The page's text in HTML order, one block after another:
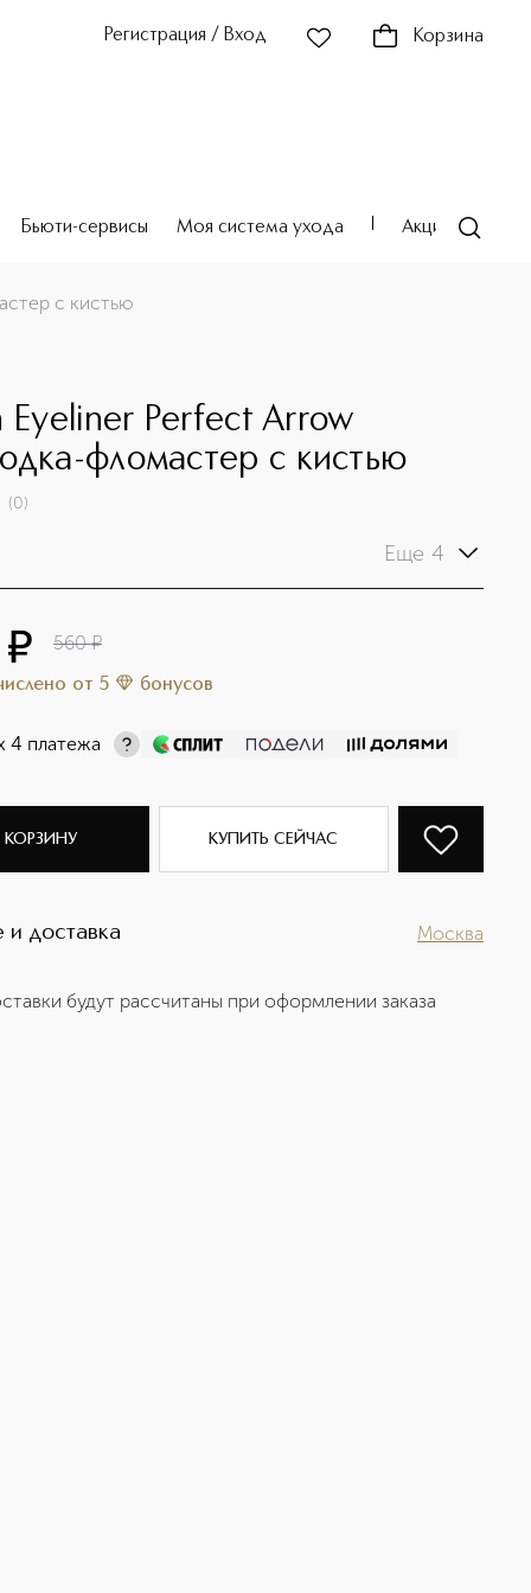
Регистрация / Вход Корзина
Бьюти-сервисы Моя система ухода Акции
с кистью
Eyeliner Perfect Arrow
фломастер с кистью
(0)
Еще 4
¤ 560 ¤
от 5 бонусов
4 платежа
КОРЗИНУ КУПИТЬ СЕЙЧАС
и доставка Москва
будут рассчитаны при оформлении заказа